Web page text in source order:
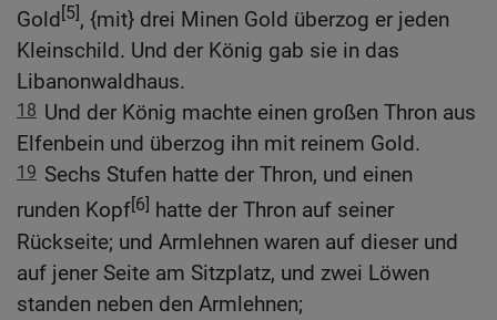
Gold[5], {mit} drei Minen Gold überzog er jeden
Kleinschild. Und der König gab sie in das
Libanonwaldhaus.
18 Und der König machte einen großen Thron aus
Elfenbein und überzog ihn mit reinem Gold.
19 Sechs Stufen hatte der Thron, und einen
runden Kopf[6] hatte der Thron auf seiner
Rückseite; und Armlehnen waren auf dieser und
auf jener Seite am Sitzplatz, und zwei Löwen
standen neben den Armlehnen;